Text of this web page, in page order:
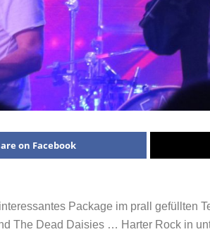
on Facebook
Package im prall gefüllten
The Dead Daisies … Harter Rock in